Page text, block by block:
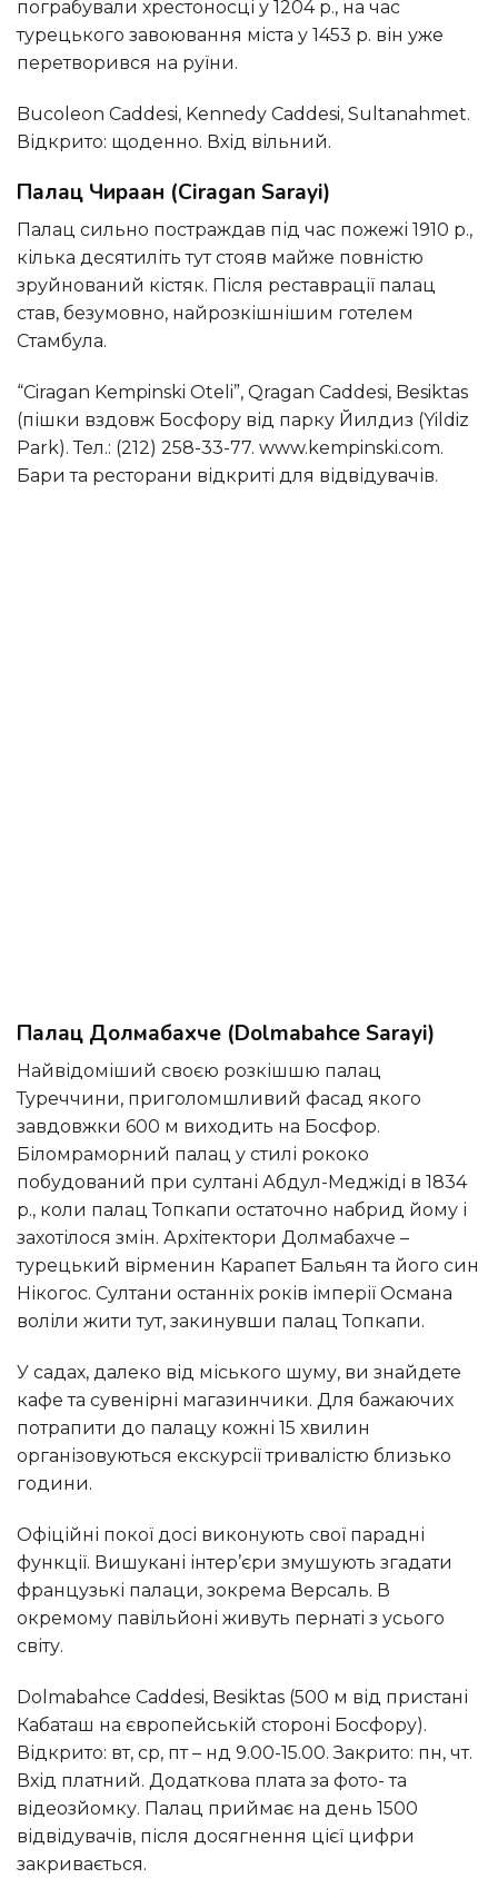
пограбували хрестоносці у 1204 р., на час
турецького завоювання міста у 1453 р. він уже
перетворився на руїни.
Bucoleon Caddesi, Kennedy Caddesi, Sultanahmet.
Відкрито: щоденно. Вхід вільний.
Палац Чираан (Ciragan Sarayi)
Палац сильно постраждав під час пожежі 1910 р.,
кілька десятиліть тут стояв майже повністю
зруйнований кістяк. Після реставрації палац
став, безумовно, найрозкішнішим готелем
Стамбула.
“Ciragan Kempinski Oteli”, Qragan Caddesi, Besiktas
(пішки вздовж Босфору від парку Йилдиз (Yildiz
Park). Тел.: (212) 258-33-77. www.kempinski.com.
Бари та ресторани відкриті для відвідувачів.
Палац Долмабахче (Dolmabahce Sarayi)
Найвідоміший своєю розкішшю палац
Туреччини, приголомшливий фасад якого
завдовжки 600 м виходить на Босфор.
Біломраморний палац у стилі рококо
побудований при султані Абдул-Меджіді в 1834
р., коли палац Топкапи остаточно набрид йому і
захотілося змін. Архітектори Долмабахче –
турецький вірменин Карапет Бальян та його син
Нікогос. Султани останніх років імперії Османа
воліли жити тут, закинувши палац Топкапи.
У садах, далеко від міського шуму, ви знайдете
кафе та сувенірні магазинчики. Для бажаючих
потрапити до палацу кожні 15 хвилин
організовуються екскурсії тривалістю близько
години.
Офіційні покої досі виконують свої парадні
функції. Вишукані інтер’єри змушують згадати
французькі палаци, зокрема Версаль. В
окремому павільйоні живуть пернаті з усього
світу.
Dolmabahce Caddesi, Besiktas (500 м від пристані
Кабаташ на європейській стороні Босфору).
Відкрито: вт, ср, пт – нд 9.00-15.00. Закрито: пн, чт.
Вхід платний. Додаткова плата за фото- та
відеозйомку. Палац приймає на день 1500
відвідувачів, після досягнення цієї цифри
закривається.